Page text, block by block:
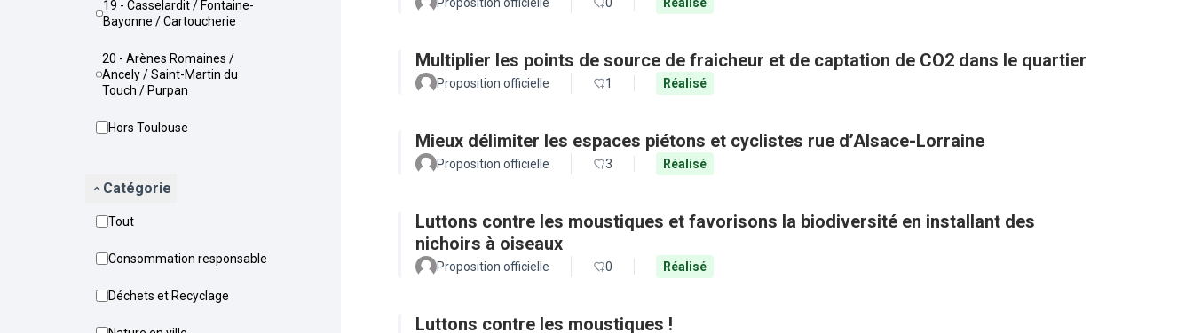
19 - Casselardit / Fontaine-
Bayonne / Cartoucherie
20 - Arènes Romaines /
Ancely / Saint-Martin du
Touch / Purpan
Hors Toulouse
Catégorie
Tout
Consommation responsable
Déchets et Recyclage
Multiplier les points de source de fraicheur et de captation de CO2 dans le quartier
Proposition officielle 1 Réalisé
Mieux délimiter les espaces piétons et cyclistes rue d’Alsace-Lorraine
Proposition officielle 3 Réalisé
Luttons contre les moustiques et favorisons la biodiversité en installant des
nichoirs à oiseaux
Proposition officielle 0 Réalisé
Luttons contre les moustiques !